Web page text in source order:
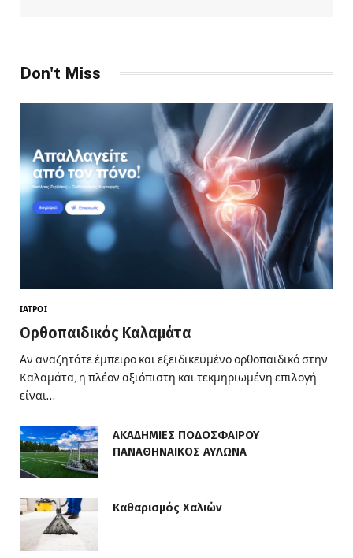
Don't Miss
ΙΑΤΡΟΊ
Ορθοπαιδικός Καλαμάτα
Αν αναζητάτε έμπειρο και εξειδικευμένο ορθοπαιδικό στην
Καλαμάτα, η πλέον αξιόπιστη και τεκμηριωμένη επιλογή
είναι…
ΑΚΑΔΗΜΙΕΣ ΠΟΔΟΣΦΑΙΡΟΥ
ΠΑΝΑΘΗΝΑΙΚΟΣ ΑΥΛΩΝΑ
Καθαρισμός Χαλιών